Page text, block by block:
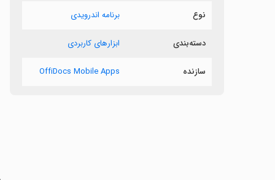
نوع برنامه اندرویدی
دسته‌بندی ابزارهای کاربردی
سازنده OffiDocs Mobile Apps